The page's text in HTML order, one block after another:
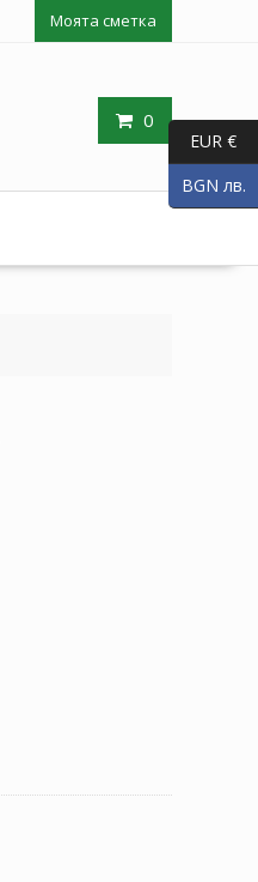
Моята сметка
0
EUR €
BGN лв.